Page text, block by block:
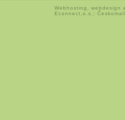
Webhosting webdesign
Econnect,o.s.;